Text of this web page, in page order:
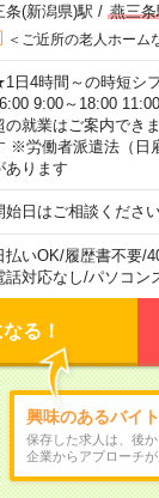
条(新潟県)駅 / 燕三条
＜ご近所の老人ホーム
日4時間～の時短シ
9:00～18:00
の就業はご案内でき
※労働者派遣法（日
あります
始日はご相談くださ
払いOK/履歴書不要/
話対応なし/パソコン
る！
興味のあるバイト
保存した求人は、後
企業からアプローチが